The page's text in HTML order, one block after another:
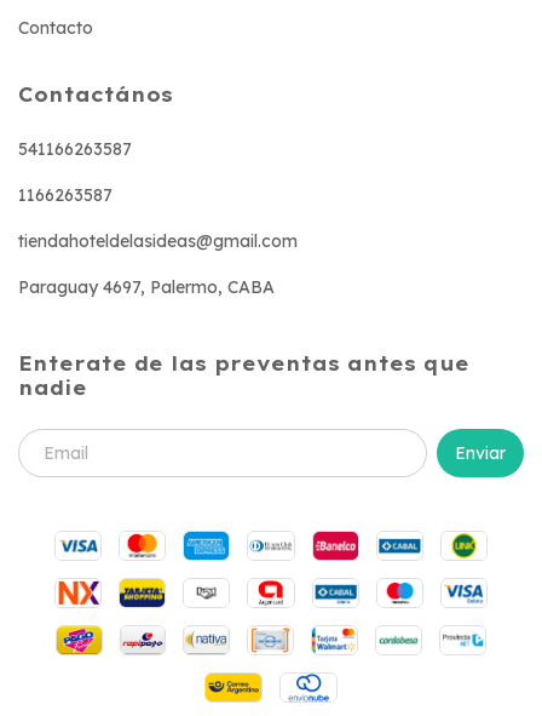
Contacto
Contactános
541166263587
1166263587
tiendahoteldelasideas@gmail.com
Paraguay 4697, Palermo, CABA
Enterate de las preventas antes que
nadie